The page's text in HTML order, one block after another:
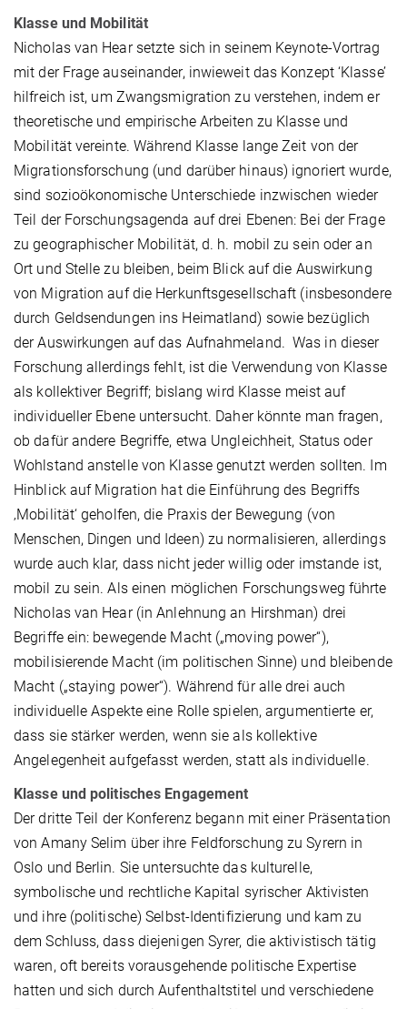
Klasse und Mobilität
Nicholas van Hear setzte sich in seinem Keynote-Vortrag
mit der Frage auseinander, inwieweit das Konzept ‘Klasse’
hilfreich ist, um Zwangsmigration zu verstehen, indem er
theoretische und empirische Arbeiten zu Klasse und
Mobilität vereinte. Während Klasse lange Zeit von der
Migrationsforschung (und darüber hinaus) ignoriert wurde,
sind sozioökonomische Unterschiede inzwischen wieder
Teil der Forschungsagenda auf drei Ebenen: Bei der Frage
zu geographischer Mobilität, d. h. mobil zu sein oder an
Ort und Stelle zu bleiben, beim Blick auf die Auswirkung
von Migration auf die Herkunftsgesellschaft (insbesondere
durch Geldsendungen ins Heimatland) sowie bezüglich
der Auswirkungen auf das Aufnahmeland. Was in dieser
Forschung allerdings fehlt, ist die Verwendung von Klasse
als kollektiver Begriff; bislang wird Klasse meist auf
individueller Ebene untersucht. Daher könnte man fragen,
ob dafür andere Begriffe, etwa Ungleichheit, Status oder
Wohlstand anstelle von Klasse genutzt werden sollten. Im
Hinblick auf Migration hat die Einführung des Begriffs
‚Mobilität‘ geholfen, die Praxis der Bewegung (von
Menschen, Dingen und Ideen) zu normalisieren, allerdings
wurde auch klar, dass nicht jeder willig oder imstande ist,
mobil zu sein. Als einen möglichen Forschungsweg führte
Nicholas van Hear (in Anlehnung an Hirshman) drei
Begriffe ein: bewegende Macht („moving power“),
mobilisierende Macht (im politischen Sinne) und bleibende
Macht („staying power“). Während für alle drei auch
individuelle Aspekte eine Rolle spielen, argumentierte er,
dass sie stärker werden, wenn sie als kollektive
Angelegenheit aufgefasst werden, statt als individuelle.
Klasse und politisches Engagement
Der dritte Teil der Konferenz begann mit einer Präsentation
von Amany Selim über ihre Feldforschung zu Syrern in
Oslo und Berlin. Sie untersuchte das kulturelle,
symbolische und rechtliche Kapital syrischer Aktivisten
und ihre (politische) Selbst-Identifizierung und kam zu
dem Schluss, dass diejenigen Syrer, die aktivistisch tätig
waren, oft bereits vorausgehende politische Expertise
hatten und sich durch Aufenthaltstitel und verschiedene